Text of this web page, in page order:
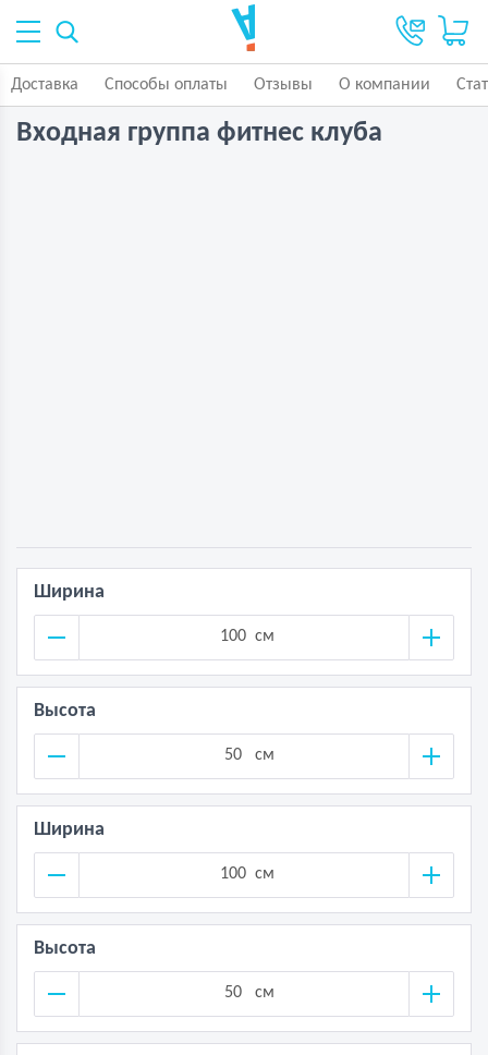
Доставка Способы оплаты Отзывы О компании
Входная группа фитнес клуба
Ширина
см
Высота
см
Ширина
см
Высота
см